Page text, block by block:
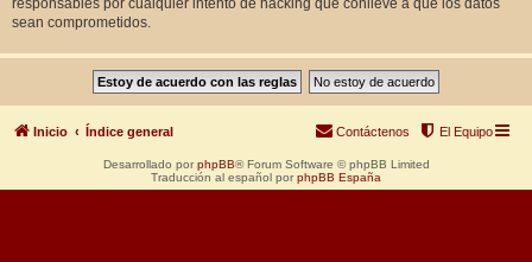
responsables por cualquier intento de hacking que conlleve a que los datos
sean comprometidos.
Inicio Índice general El Equipo
Contáctenos
Desarrollado por phpBB® Forum Software © phpBB Limited
Traducción al español por phpBB España